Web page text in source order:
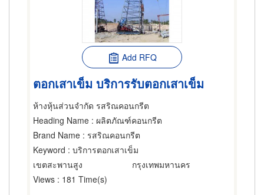
Add RFQ
ตอกเสาเข็ม บริการรับตอกเสาเข็ม
ห้างหุ้นส่วนจำกัด รสริณคอนกรีต
Heading Name : ผลิตภัณฑ์คอนกรีต
Brand Name : รสริณคอนกรีต
Keyword : บริการตอกเสาเข็ม
เขตสะพานสูง
กรุงเทพมหานคร
Views : 181 Time(s)